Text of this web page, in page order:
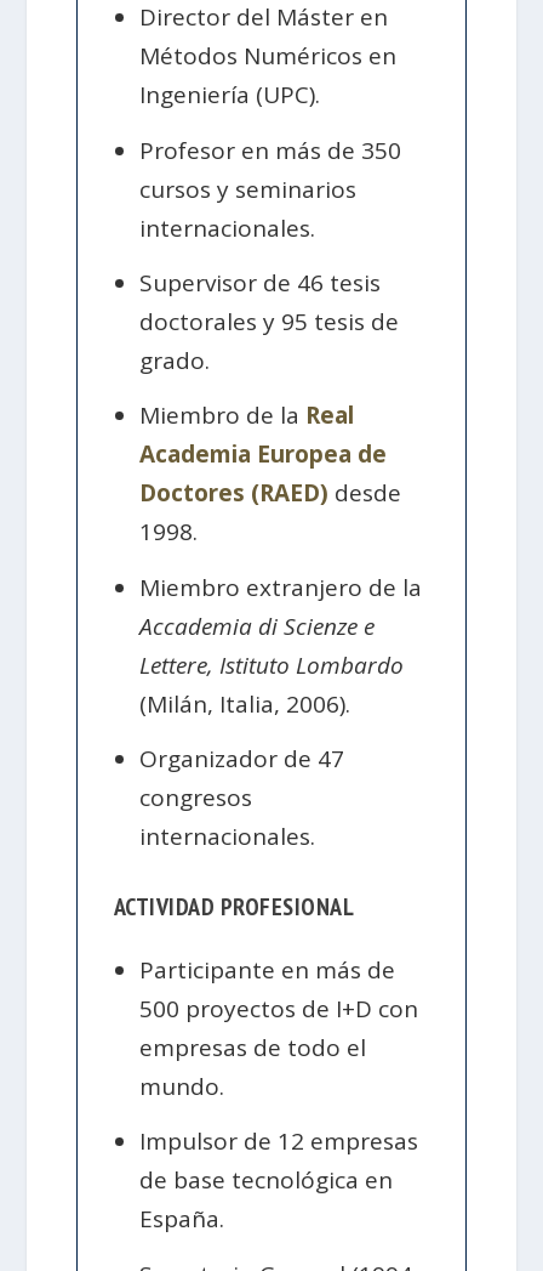
Director del Máster en
Métodos Numéricos en
Ingeniería (UPC).
Profesor en más de 350
cursos y seminarios
internacionales.
Supervisor de 46 tesis
doctorales y 95 tesis de
grado.
Miembro de la Real
Academia Europea de
Doctores (RAED) desde
1998.
Miembro extranjero de la
Accademia di Scienze e
Lettere, Istituto Lombardo
(Milán, Italia, 2006).
Organizador de 47
congresos
internacionales.
ACTIVIDAD PROFESIONAL
Participante en más de
500 proyectos de I+D con
empresas de todo el
mundo.
Impulsor de 12 empresas
de base tecnológica en
España.